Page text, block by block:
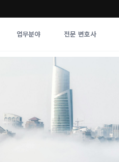
업무분야 전문 변호사